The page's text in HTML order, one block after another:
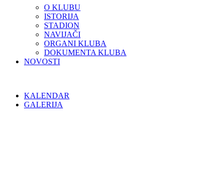
O KLUBU
ISTORIJA
STADION
NAVIJAČI
ORGANI KLUBA
DOKUMENTA KLUBA
NOVOSTI
KALENDAR
GALERIJA